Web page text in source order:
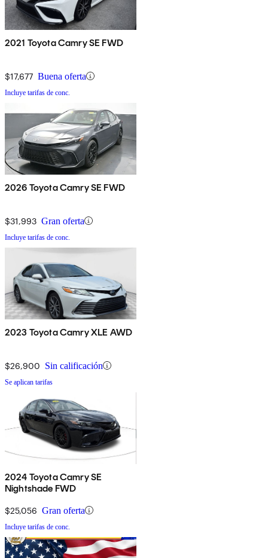
2021 Toyota Camry SE FWD
$17,677 Buena oferta
Incluye tarifas de conc.
2026 Toyota Camry SE FWD
$31,993 Gran oferta
Incluye tarifas de conc.
2023 Toyota Camry XLE AWD
$26,900 Sin calificación
Se aplican tarifas
2024 Toyota Camry SE
Nightshade FWD
$25,056 Gran oferta
Incluye tarifas de conc.